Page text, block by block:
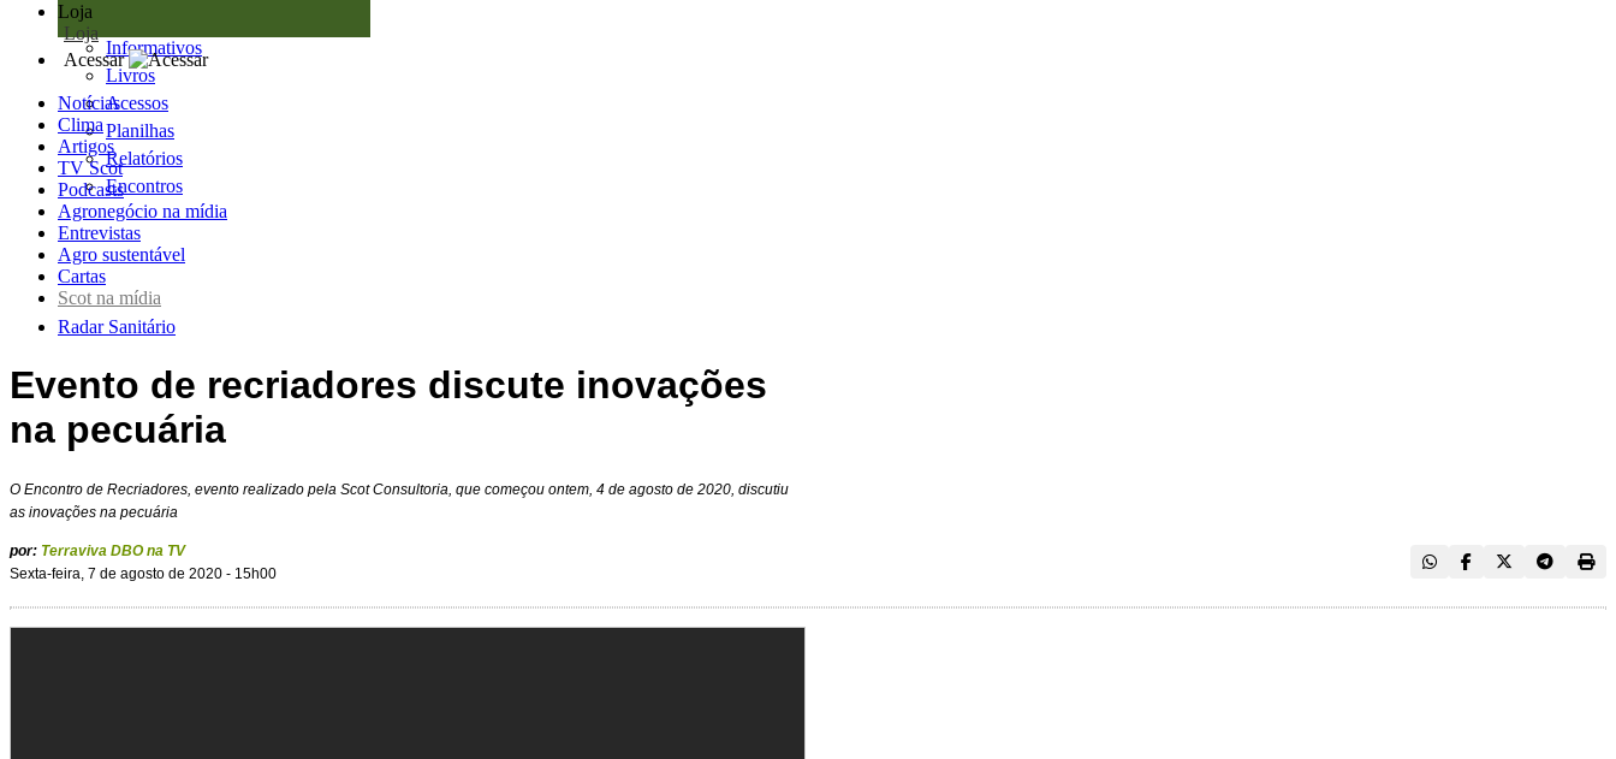
Loja
Loja
Informativos
Livros
Acessos
Planilhas
Relatórios
Encontros
Acessar
Notícias
Clima
Artigos
TV Scot
Podcasts
Agronegócio na mídia
Entrevistas
Agro sustentável
Cartas
Scot na mídia
Radar Sanitário
Evento de recriadores discute inovações
na pecuária
O Encontro de Recriadores, evento realizado pela Scot Consultoria, que começou ontem, 4 de agosto de 2020, discutiu
as inovações na pecuária
por: Terraviva DBO na TV
Sexta-feira, 7 de agosto de 2020 - 15h00